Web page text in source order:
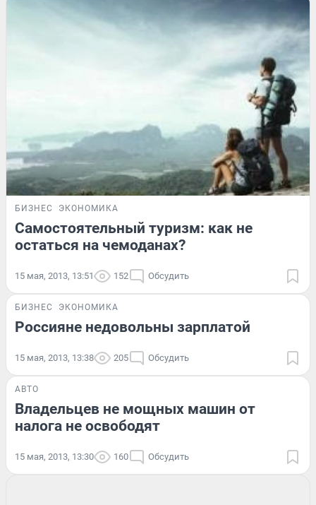
БИЗНЕС ЭКОНОМИКА
Самостоятельный туризм: как не
остаться на чемоданах?
15 мая, 2013, 13:51 152 Обсудить
БИЗНЕС ЭКОНОМИКА
Россияне недовольны зарплатой
15 мая, 2013, 13:38 205 Обсудить
АВТО
Владельцев не мощных машин от
налога не освободят
15 мая, 2013, 13:30 160 Обсудить